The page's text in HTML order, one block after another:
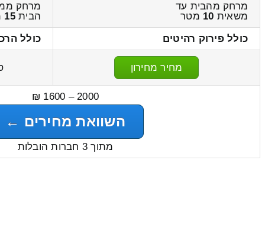
מרחק מהבית עד
משאית 10 מטר
מרחק
הבית15
כולל פירוק רהיטים
כולל
מחיר מחירון
2000 – 1600 ₪
השוואת מחירים ←
מתוך 3 חברות הובלות